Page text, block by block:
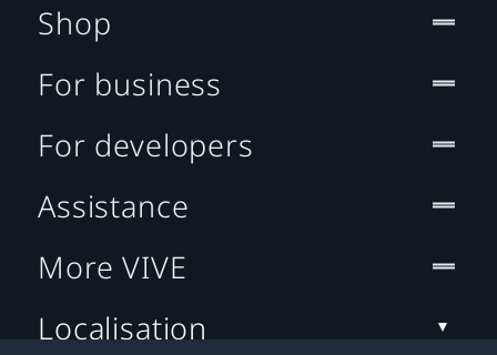
Shop
For business
For developers
Assistance
More VIVE
Localisation